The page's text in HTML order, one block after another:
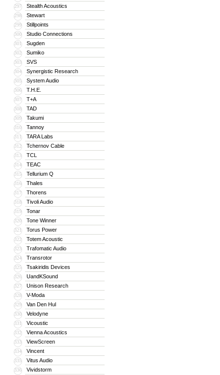
297 Stealth Acoustics
298 Stewart
299 Stillpoints
300 Studio Connections
301 Sugden
302 Sumiko
303 SVS
304 Synergistic Research
305 System Audio
306 T.H.E.
307 T+A
308 TAD
309 Takumi
310 Tannoy
311 TARA Labs
312 Tchernov Cable
313 TCL
314 TEAC
315 Tellurium Q
316 Thales
317 Thorens
318 Tivoli Audio
319 Tonar
320 Tone Winner
321 Torus Power
322 Totem Acoustic
323 Trafomatic Audio
324 Transrotor
325 Tsakiridis Devices
326 UandKSound
327 Unison Research
328 V-Moda
329 Van Den Hul
330 Velodyne
331 Vicoustic
332 Vienna Acoustics
333 ViewScreen
334 Vincent
335 Vitus Audio
336 Vividstorm